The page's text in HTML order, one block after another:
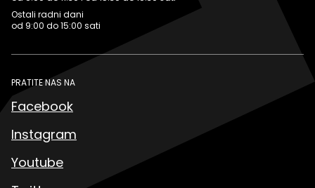
Ostali radni dani
od 9:00 do 15:00 sati
PRATITE NAS NA
Facebook
Instagram
Youtube